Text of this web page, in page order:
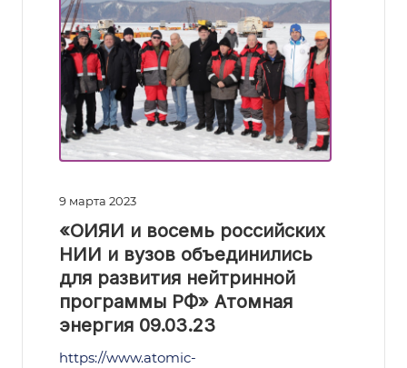
9 марта 2023
«ОИЯИ и восемь российских
НИИ и вузов объединились
для развития нейтринной
программы РФ» Атомная
энергия 09.03.23
https://www.atomic-